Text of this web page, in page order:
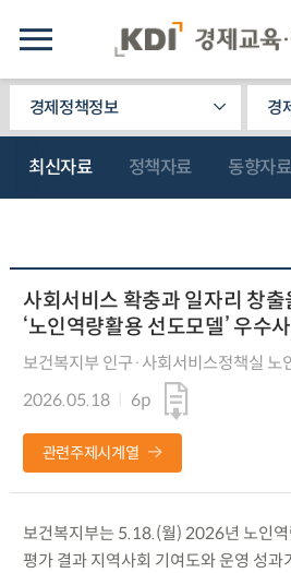
경제정책정보 경
최신자료 정책자료 동향자료
사회서비스 확충과 일자리 창출
‘노인역량활용 선도모델’ 우수
보건복지부 인구·사회서비스정책실 노
2026.05.18
6p
관련주제시계열
보건복지부는 5.18.(월) 2026년 노인역
평가 결과 지역사회 기여도와 운영 성